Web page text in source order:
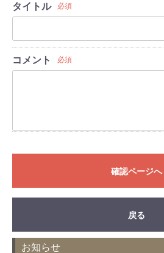
タイトル 必須
コメント 必須
確認ページへ
戻る
お知らせ